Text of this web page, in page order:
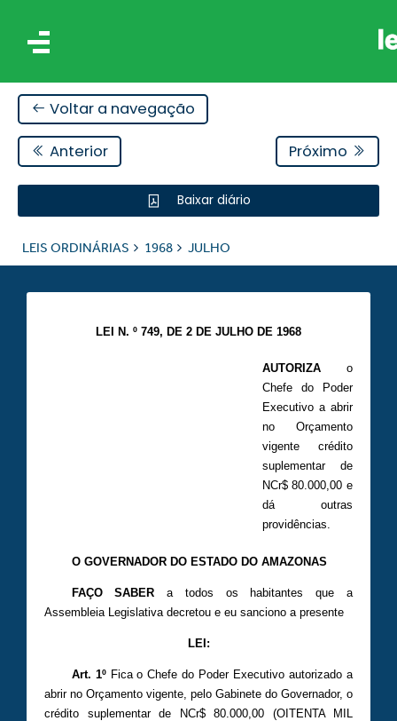
Voltar a navegação
Anterior Próximo
Baixar diário
LEIS ORDINÁRIAS 1968 JULHO
LEI N. º 749, DE 2 DE JULHO DE 1968
AUTORIZAo
Chefe do Poder
Executivo a abrir
no Orçamento
vigente crédito
suplementar de
NCr$ 80.000,00 e
dá outras
providências.
O GOVERNADOR DO ESTADO DO AMAZONAS
FAÇO SABER a todos os habitantes que a
Assembleia Legislativa decretou e eu sanciono a presente
LEI:
Art. 1ºFica o Chefe do Poder Executivo autorizado a
abrir no Orçamento vigente, pelo Gabinete do Governador, o
crédito suplementar de NCr$ 80.000,00 (OITENTA MIL